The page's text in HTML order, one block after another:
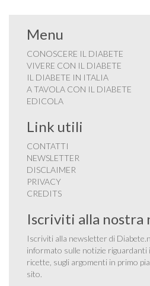
Menu
CONOSCERE IL DIABETE
VIVERE CON IL DIABETE
IL DIABETE IN ITALIA
A TAVOLA CON IL DIABETE
EDICOLA
Link utili
CONTATTI
NEWSLETTER
DISCLAIMER
PRIVACY
CREDITS
Iscriviti alla nostra
Iscriviti alla newsletter di
informato sulle notizie riguardanti
ricette, sugli argomenti in primo
sito.